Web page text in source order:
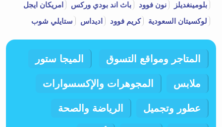
بلومينغديلز
نون فوود باث اند بودي وركس
امريكان ايجل
لوكسيتان السعودية
كريم فوود اديداس ستايلي شوب
المتاجر ومواقع التسوق الميجا ستور
ملابس المجوهرات والإكسسوارات
عطور وتجميل الرياضة والصحة